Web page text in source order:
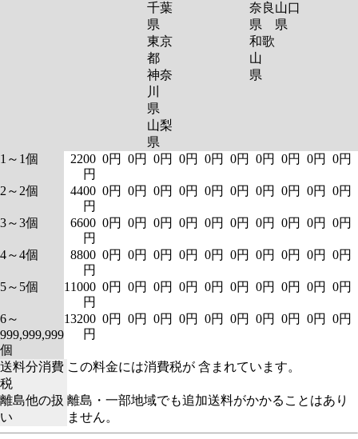
千葉
県
東京
都
神奈
川
県
山梨
県
奈良
県
和歌
山
県
山口
県
1～1個
2200
円
0円 0円 0円 0円 0円 0円 0円 0円 0円 0円
2～2個
4400
円
0円 0円 0円 0円 0円 0円 0円 0円 0円 0円
3～3個
6600
円
0円 0円 0円 0円 0円 0円 0円 0円 0円 0円
4～4個
8800
円
0円 0円 0円 0円 0円 0円 0円 0円 0円 0円
5～5個
11000
円
0円 0円 0円 0円 0円 0円 0円 0円 0円 0円
6～
999,999,999
個
13200
円
0円 0円 0円 0円 0円 0円 0円 0円 0円 0円
送料分消費
税
この料金には消費税が 含まれています。
離島他の扱
い
離島・一部地域でも追加送料がかかることはあり
ません。